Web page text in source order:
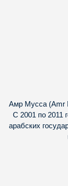
Амр Мусса (Amr
С 2001 по 2011
арабских